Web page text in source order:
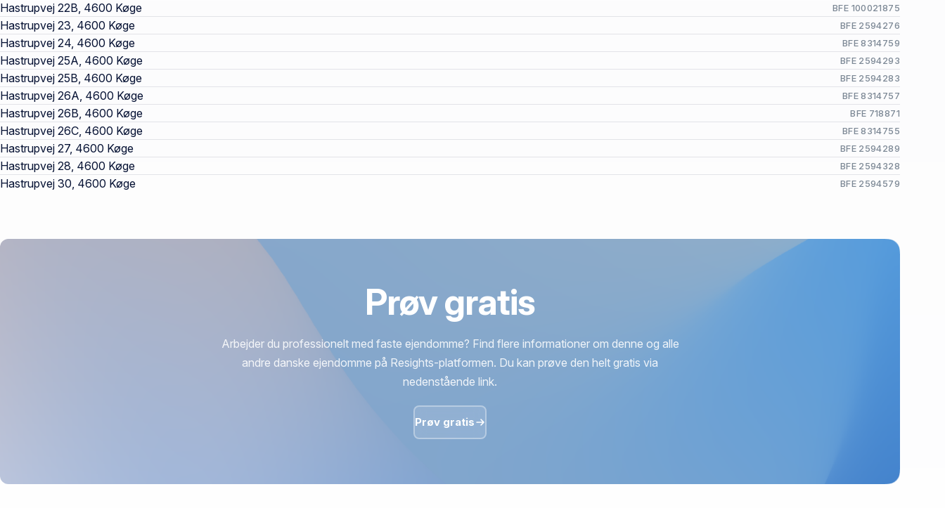
Hastrupvej 22B, 4600 Køge BFE 100021875
Hastrupvej 23, 4600 Køge BFE 2594276
Hastrupvej 24, 4600 Køge BFE 8314759
Hastrupvej 25A, 4600 Køge BFE 2594293
Hastrupvej 25B, 4600 Køge BFE 2594283
Hastrupvej 26A, 4600 Køge BFE 8314757
Hastrupvej 26B, 4600 Køge BFE 718871
Hastrupvej 26C, 4600 Køge BFE 8314755
Hastrupvej 27, 4600 Køge BFE 2594289
Hastrupvej 28, 4600 Køge BFE 2594328
Hastrupvej 30, 4600 Køge BFE 2594579
Prøv gratis
Arbejder du professionelt med faste ejendomme? Find flere informationer om denne og alle
andre danske ejendomme på Resights-platformen. Du kan prøve den helt gratis via
nedenstående link.
Prøv gratis